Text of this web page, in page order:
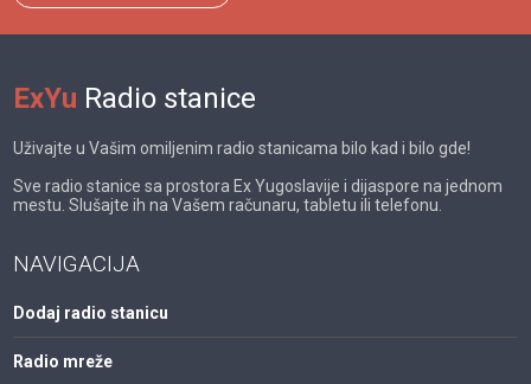
ExYu Radio stanice
Uživajte u Vašim omiljenim radio stanicama bilo kad i bilo gde!
Sve radio stanice sa prostora Ex Yugoslavije i dijaspore na jednom
mestu. Slušajte ih na Vašem računaru, tabletu ili telefonu.
NAVIGACIJA
Dodaj radio stanicu
Radio mreže